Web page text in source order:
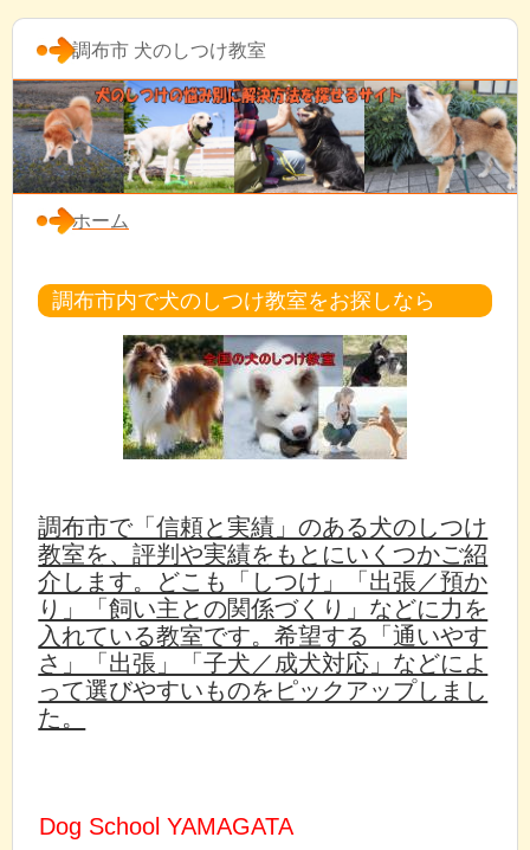
調布市 犬のしつけ教室
ホーム
調布市内で犬のしつけ教室をお探しなら
調布市で「信頼と実績」のある犬のしつけ
教室を、評判や実績をもとにいくつかご紹
介します。どこも「しつけ」「出張／預か
り」「飼い主との関係づくり」などに力を
入れている教室です。希望する「通いやす
さ」「出張」「子犬／成犬対応」などによ
って選びやすいものをピックアップしまし
た。
Dog School YAMAGATA